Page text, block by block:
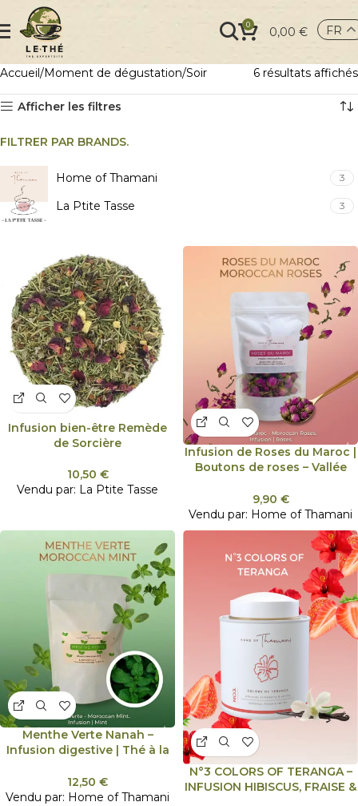
0
0,00 € FR
Accueil Moment de dégustation Soir 6 résultats affichés
Afficher les filtres
FILTRER PAR BRANDS.
Home of Thamani 3
La Ptite Tasse 3
Infusion bien-être Remède
de Sorcière
10,50 €
Vendu par: La Ptite Tasse
Infusion de Roses du Maroc |
Boutons de roses – Vallée
9,90 €
Vendu par: Home of Thamani
Menthe Verte Nanah –
Infusion digestive | Thé à la
12,50 €
Vendu par: Home of Thamani
N°3 COLORS OF TERANGA –
INFUSION HIBISCUS, FRAISE &